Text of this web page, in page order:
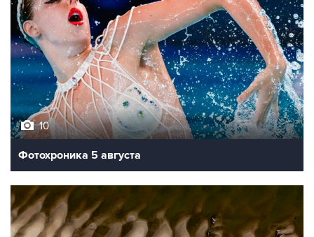
10
Фотохроника 5 августа